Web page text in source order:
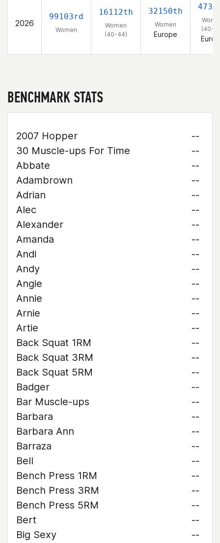
2026
99103rd
Women
16112th
Women
(40-44)
32150th
Women
Europe
(40-
BENCHMARK STATS
2007 Hopper
--
30 Muscle-ups For Time
--
Abbate
--
Adambrown
--
Adrian
--
Alec
--
Alexander
--
Amanda
--
Andi
--
Andy
--
Angie
--
Annie
--
Arnie
--
Artie
--
Back Squat 1RM
--
Back Squat 3RM
--
Back Squat 5RM
--
Badger
--
Bar Muscle-ups
--
Barbara
--
Barbara Ann
--
Barraza
--
Bell
--
Bench Press 1RM
--
Bench Press 3RM
--
Bench Press 5RM
--
Bert
--
Big Sexy
--